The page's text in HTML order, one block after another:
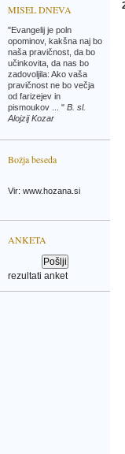
MISEL DNEVA
"Evangelij je poln
opominov, kakšna naj bo
naša pravičnost, da bo
učinkovita, da nas bo
zadovoljila: Ako vaša
pravičnost ne bo večja
od farizejev in
pismoukov ... " B. sl.
Alojzij Kozar
Božja beseda
Vir: www.hozana.si
ANKETA
rezultati anket